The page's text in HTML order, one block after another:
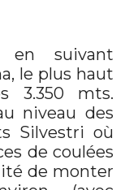
suivant
le plus haut
3.350 mts.
niveau des
Silvestri où
de coulées
de monter